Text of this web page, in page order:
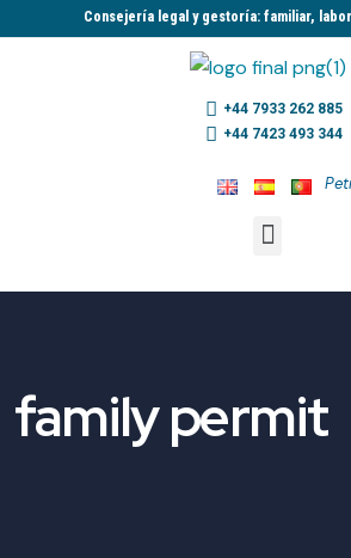
Consejería legal y gestoría: familiar,
+44 7933 262 885
+44 7423 493 344
family permit